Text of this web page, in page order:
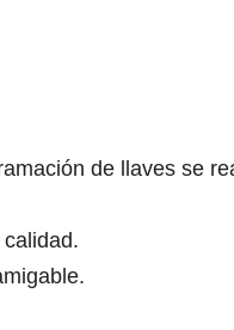
de llaves se